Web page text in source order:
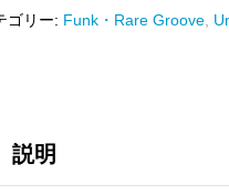
ゴリー: Funk・Rare Groove
説明